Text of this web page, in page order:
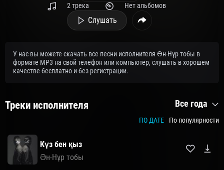
2 трека
Нет альбомов
Слушать
У нас вы можете скачать все песни исполнителя Ән-Нұр тобы в
формате MP3 на свой телефон или компьютер, слушать в хорошем
качестве бесплатно и без регистрации.
Треки исполнителя Все года
ПО ДАТЕ По популярности
Күз бен қыз
Ән-Нұр тобы